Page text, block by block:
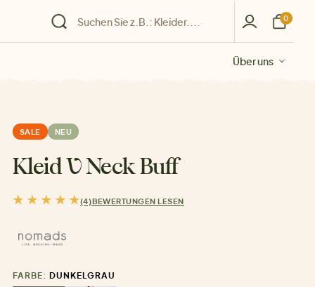
Über uns
Über uns
Über uns
Über uns
Über uns
0
SALE NEU
Kleid V Neck Buff
(4)BEWERTUNGEN LESEN
FARBE: DUNKELGRAU